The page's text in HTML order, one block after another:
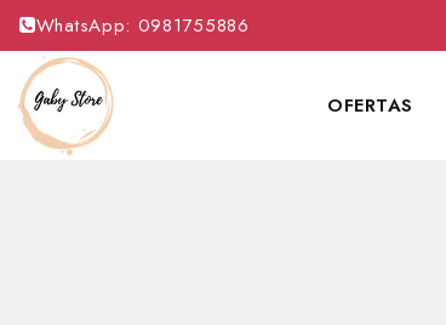
WhatsApp: 0981755886
OFERTAS